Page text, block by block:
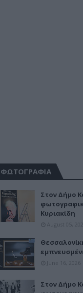
ΦΩΤΟΓΡΑΦΙΑ
Στον Δήμο
Κυριακίδη
August 05,
June 16, 2026
Στον Δήμο